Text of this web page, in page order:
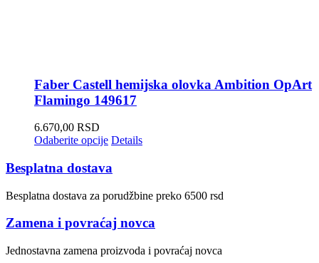
Faber Castell hemijska olovka Ambition OpArt
Flamingo 149617
6.670,00 RSD
Odaberite opcije Details
Besplatna dostava
Besplatna dostava za porudžbine preko 6500 rsd
Zamena i povraćaj novca
Jednostavna zamena proizvoda i povraćaj novca